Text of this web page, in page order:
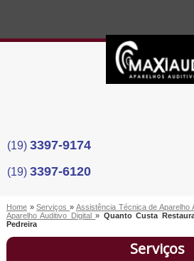
(19) 3397-9174
(19) 3397-6120
Home »Serviços» Assistência Técnica de Aparelho
Aparelho Auditivo Digital» Quanto Custa
Pedreira
Serviços